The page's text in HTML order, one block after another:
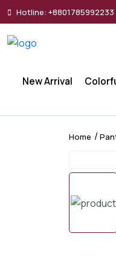
Hotline: +8801785992233
New Arrival
Home